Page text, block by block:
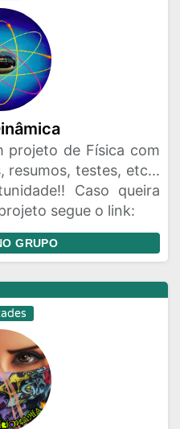
projeto de Física com
resumos, testes, etc...
Caso queira
segue o link:
GRUPO